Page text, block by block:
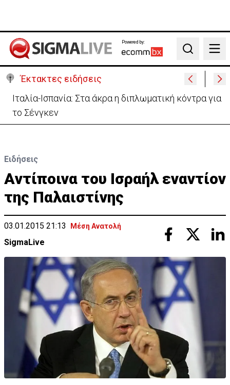
Powered by:
Search
Έκτακτες ειδήσεις
Ιταλία-Ισπανία: Στα άκρα η διπλωματική κόντρα για
το Σένγκεν
Ειδήσεις
Aντίποινα του Ισραήλ εναντίον
της Παλαιστίνης
03.01.2015 21:13 Μέση Ανατολή
SigmaLive